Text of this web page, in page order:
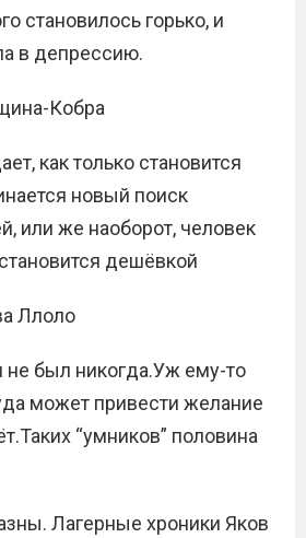
становилось горько, и
в депрессию.
Кобра
как только становится
новый поиск
или же наоборот, человек
дешёвкой
Ллоло
был никогда.Уж ему-то
может привести желание
“умников” половина
Лагерные хроники Яков